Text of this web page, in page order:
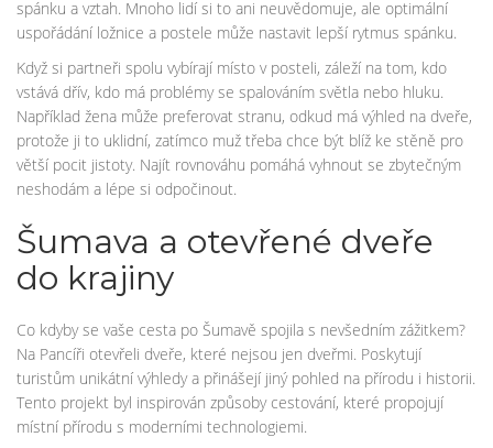
spánku a vztah. Mnoho lidí si to ani neuvědomuje, ale optimální
uspořádání ložnice a postele může nastavit lepší rytmus spánku.
Když si partneři spolu vybírají místo v posteli, záleží na tom, kdo
vstává dřív, kdo má problémy se spalováním světla nebo hluku.
Například žena může preferovat stranu, odkud má výhled na dveře,
protože ji to uklidní, zatímco muž třeba chce být blíž ke stěně pro
větší pocit jistoty. Najít rovnováhu pomáhá vyhnout se zbytečným
neshodám a lépe si odpočinout.
Šumava a otevřené dveře
do krajiny
Co kdyby se vaše cesta po Šumavě spojila s nevšedním zážitkem?
Na Pancíři otevřeli dveře, které nejsou jen dveřmi. Poskytují
turistům unikátní výhledy a přinášejí jiný pohled na přírodu i historii.
Tento projekt byl inspirován způsoby cestování, které propojují
místní přírodu s moderními technologiemi.